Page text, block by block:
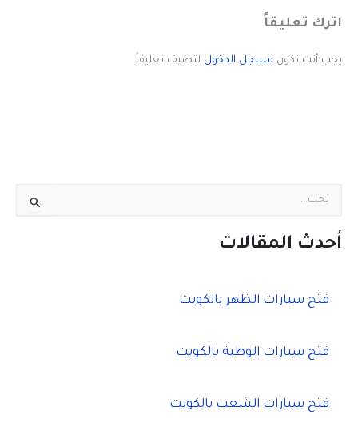
اترك تعليقاً
يجب أنت تكون مسجل الدخول لتضيف تعليقاً.
حأحدث المقالات
فتح سيارات الظهر بالكويت
فتح سيارات الوطية بالكويت
فتح سيارات الشعب بالكويت